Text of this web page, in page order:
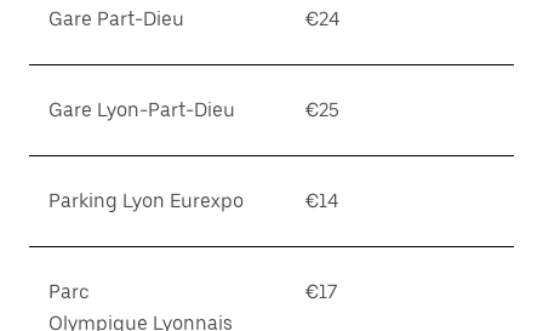
Gare Part-Dieu €24
Gare Lyon-Part-Dieu €25
Parking Lyon Eurexpo €14
Parc
Olympique Lyonnais
€17